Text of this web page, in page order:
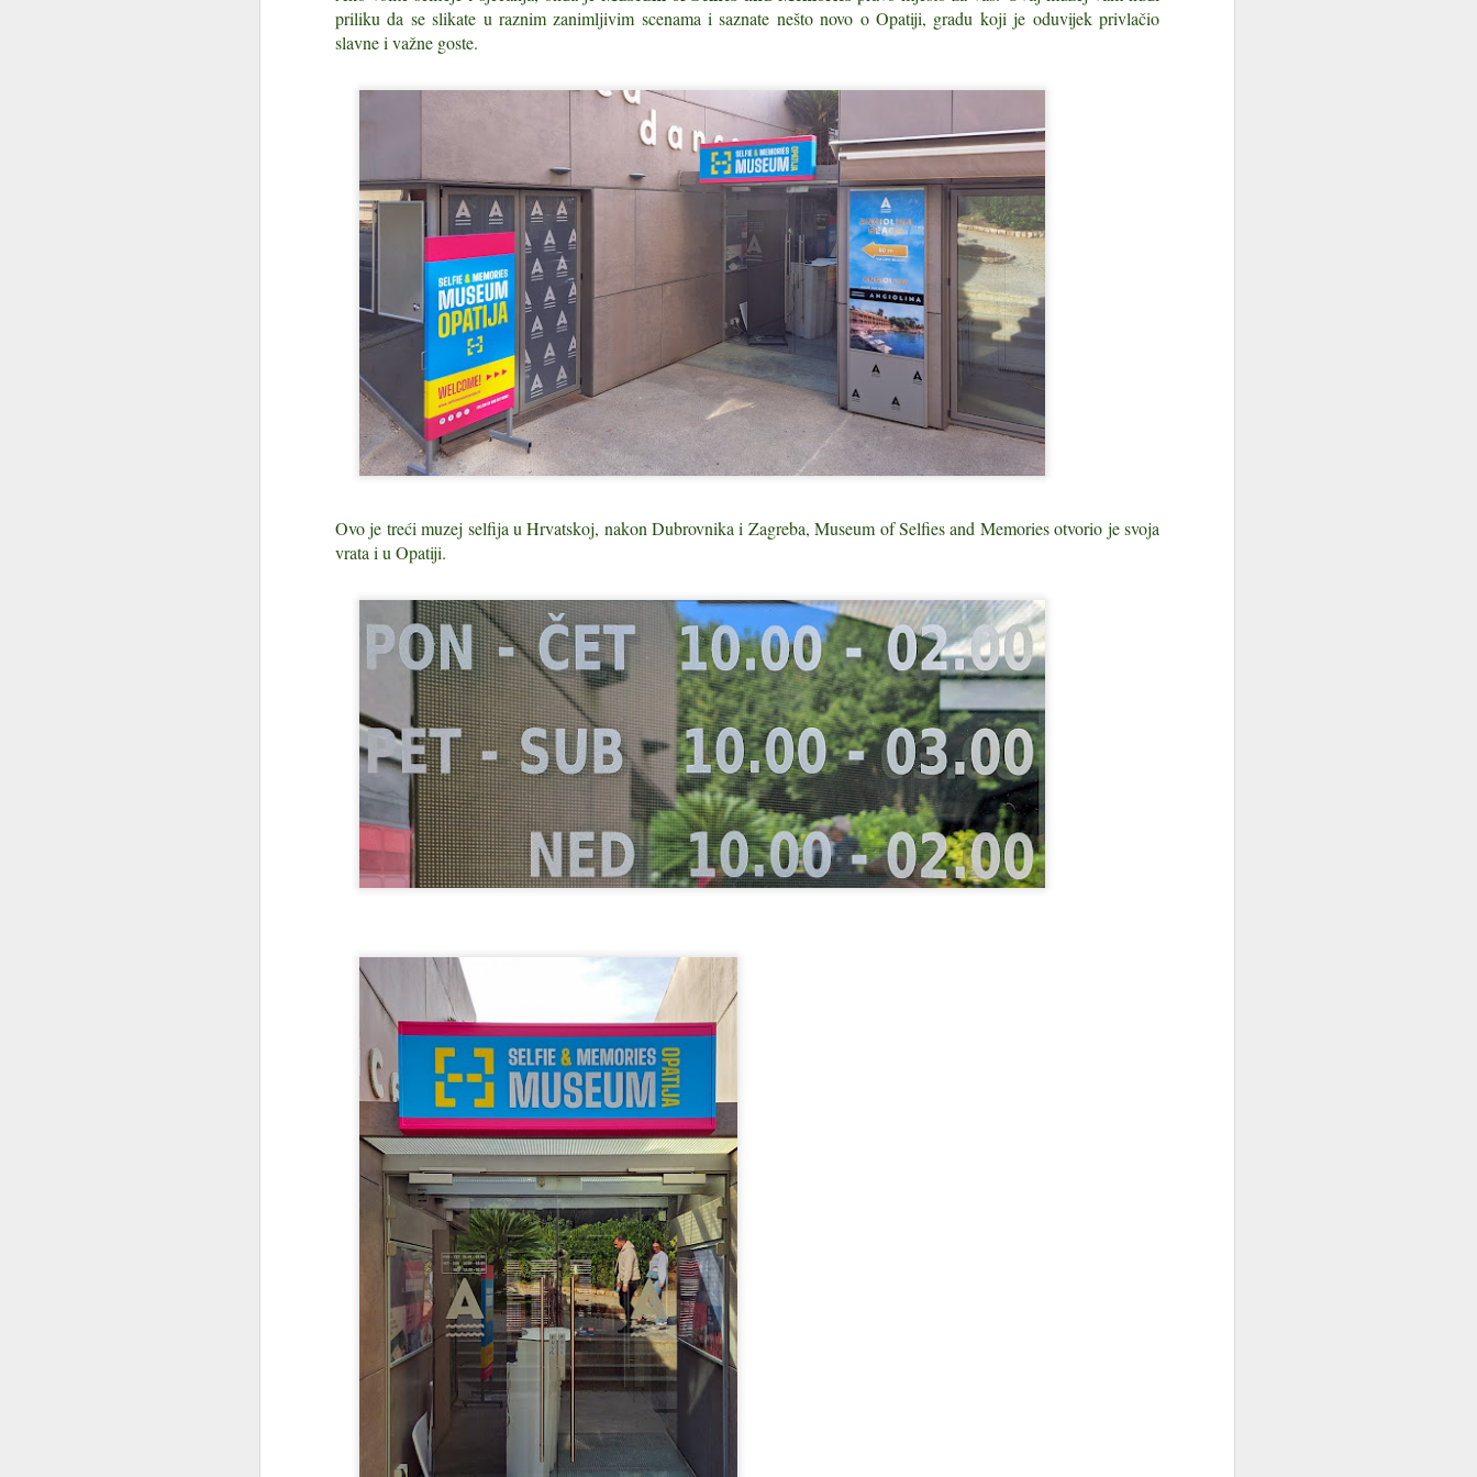
priliku da se slikate u raznim zanimljivim scenama i saznate nešto novo o Opatiji, gradu koji je oduvijek privlačio
slavne i važne goste.
Ovo je treći muzej selfija u Hrvatskoj, nakon Dubrovnika i Zagreba, Museum of Selfies and Memories otvorio je svoja
vrata i u Opatiji.
Sedam kilometara dalje, ondje gdje se obronci Učke najstrmije
spuštaju u more, stoji Stari grad — jezgra koja se ne dičí brojem
i danas stoji u grbu Općine.
Akumulacijsko jezero
na Platku: gorsko oko
na propusnom kršu
Akumulacijsko jezero na Platku:
Ako ste šetali Platkom i između
polazne stanice Radeševo i Malog
sigurno ste se zapitali čemu služi
i kako je ondje uopće nastalo.
Platak je posljednjih godina
doživio veliku transformaciju, a
najvidljiviji i vizualno najatraktivniji
novi detalj svakako je
akumulacijsko jezero. Ljeti izgleda
kao tirkizna oaza usred šume,
savršena kulisa za šetače i
JUL
20
Svjetske zvijezde i
slavne osobe koje su
boravile u Istri
Svjetske zvijezde i slavne osobe
Istra, taj čarobni poluotok na
umjetnike, vladare i pustolove koji
su u njenim pejzažima, povijesti i
gradovima tražili utočište,
inspiraciju ili odmor.
Ova kronika stranaca koji su
ostavili neizbrisiv trag u istarskoj
povijesti obogaćuje naše
razumijevanje o tome kako je Istra
postala dio europske i svjetske
kulturne mape.
JUL
Istarska kuhinja: 21
istarsko jelo koje
morate probati
Istarska jela koja morate probati
Istarska kuhinja spoj je kontinenta
i mora, siromaške snalažljivosti i
nekad hranila težake u polju i
delicije koje danas privlače
gurmane iz cijeloga svijeta. Da bi
vaš boravak u Istri bio potpun,
obavezno probajte neka od ovih
jela.
Od tartufa iz motovunske šume i
boškarina do svježe ribe iz
Jadrana, istarska gastronomija
jedna je od najraznolikijih i
najcjenjenijih u Hrvatskoj.
8
cestama u kasno poslijepodne,
svakog brijega, u nebo strši
kameni toranj. Zvonik. Kampanil,
kako se ovdje kaže — riječ koja je
u istarski govor stigla s Jadrana i
Venecije i ostala kao dio
identiteta.
Istra je, bez pretjerivanja, zemlja
zvonika. Prema podacima portala
Istra.hr, na poluotoku ih je čak 143
— gotovo svako mjesto ima svoju
crkvu, a svaka crkva svoj
kampanil.
6
Zaboravljena baština doline Mirne
Skriveni tek stotinjak metara od prometnice koja vodi prema Završju, u
neposrednoj blizini slikovite doline rijeke Mirne, tiho propadaju ostaci
crkve sv. Pelagija.
Iako posvećena ranokršćanskom mučeniku iz 3. stoljeća, ova je
građevina danas tek oronuli podsjetnik na davna vremena.
Zanimljiv je podatak da je izvan sakralne funkcije već punih stotinu
godina – u prvoj polovici 20. stoljeća pa sve do 1950. godine, njezin je
prostor služio kao staja.
JUL
5
Ekološke udruge u Istri – tihi čuvari poluotoka
Ekološke udruge u Istri – tihi čuvari poluotoka
uporna borba ljudi koji su svoje slobodno vrijeme, znanje i entuzijazam
ugradili u zaštitu istarskog okoliša.
JUL
1
Tko su bili galijoti? Zaboravljena povijest veslača s
istočne obale Jadrana
Tko su bili galijoti?
Kad danas pogledamo mirnu jadransku pučinu, teško je zamisliti da su
se njome stoljećima probijali brodovi pokretani isključivo ljudskom
snagom – redovima okovanih ili unajmljenih veslača poznatih pod
imenom galijoti. Njihova sudbina bila je usko vezana uz uspon i pad
Mletačke Republike, čija je vlast stoljećima obuhvaćala i istočnu obalu
Jadrana, od Istre do Boke kotorske.
JUN
26
Jedinstveni mini muzej u hotelu Kvarner u Opatiji
otkriva tajne prošlosti
Obnovljeni hotel Kvarner poziva svoje goste na putovanje kroz vrijeme.
Prošlost se ovdje otkriva kroz 290 sondi raspoređenih po javnim
prostorima — od restorana i Kristalne dvorane pa sve do samih soba.